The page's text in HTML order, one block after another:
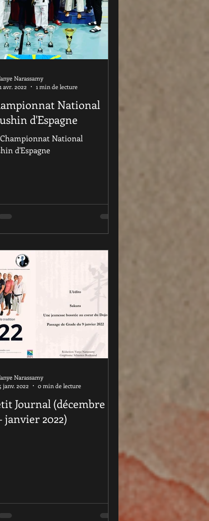
National
d'Espagne
Championnat National
d'Espagne
Narassamy
avr. 2022
1 min de lecture
(décembre
janvier 2022)
Narassamy
janv. 2022
0 min de lecture